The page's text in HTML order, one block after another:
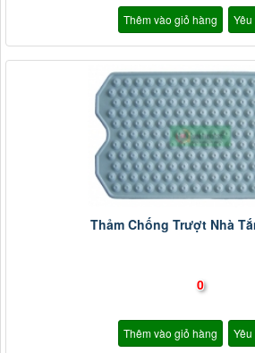
Thêm vào giỏ hàng Yêu
Thảm Chống Trượt Nhà
0
Thêm vào giỏ hàng Yêu